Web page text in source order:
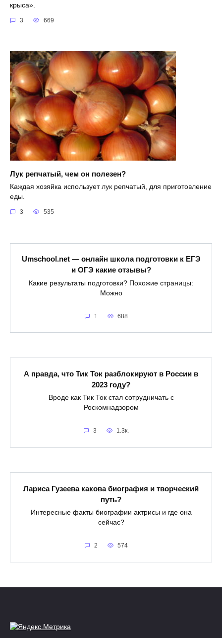
крыса».
3 669
Лук репчатый, чем он полезен?
Каждая хозяйка использует лук репчатый, для приготовление
еды.
3 535
Umschool.net — онлайн школа подготовки к ЕГЭ
и ОГЭ какие отзывы?
Какие результаты подготовки? Похожие страницы:
Можно
1 688
А правда, что Тик Ток разблокируют в России в
2023 году?
Вроде как Тик Ток стал сотрудничать с
Роскомнадзором
3 1.3к.
Лариса Гузеева какова биография и творческий
путь?
Интересные факты биографии актрисы и где она
сейчас?
2 574